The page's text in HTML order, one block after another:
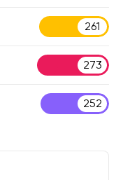
261
273
252